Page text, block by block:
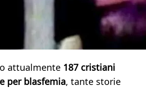
attualmente 187 cristiani
per blasfemia, tante storie